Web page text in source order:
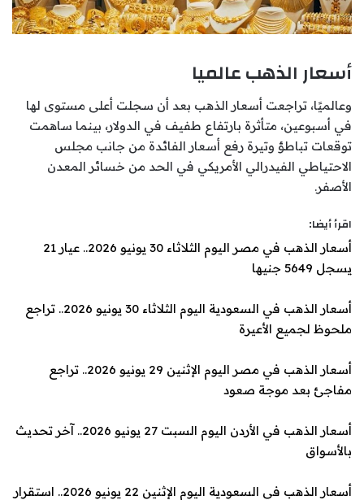
أسعار الذهب عالميا
وعالميًا، تراجعت أسعار الذهب بعد أن سجلت أعلى مستوى لها
في أسبوعين، متأثرة بارتفاع طفيف في الدولار، بينما ساهمت
توقعات تباطؤ وتيرة رفع أسعار الفائدة من جانب مجلس
الاحتياطي الفيدرالي الأمريكي في الحد من خسائر المعدن
الأصفر.
اقرأ أيضا:
أسعار الذهب في مصر اليوم الثلاثاء 30 يونيو 2026.. عيار 21
يسجل 5649 جنيها
أسعار الذهب في السعودية اليوم الثلاثاء 30 يونيو 2026.. تراجع
ملحوظ لجميع الأعيرة
أسعار الذهب في مصر اليوم الإثنين 29 يونيو 2026.. تراجع
مفاجئ بعد موجة صعود
أسعار الذهب في الأردن اليوم السبت 27 يونيو 2026.. آخر تحديث
بالأسواق
أسعار الذهب في السعودية اليوم الإثنين 22 يونيو 2026.. استقرار